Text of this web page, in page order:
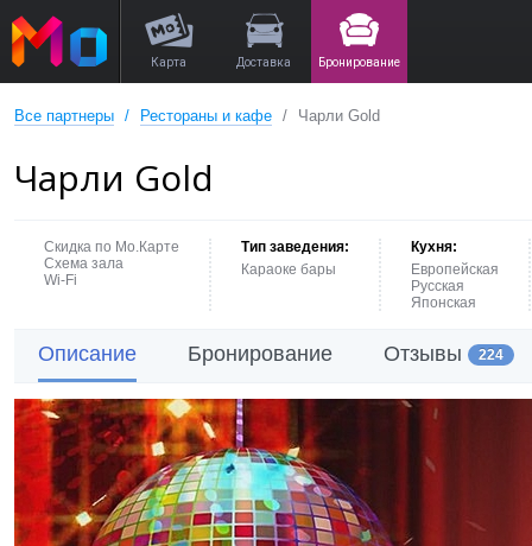
Карта Доставка Бронирование
Все партнеры Рестораны и кафе Чарли Gold
Чарли Gold
Скидка по Мо.Карте
Схема зала
Wi-Fi
Тип заведения:
Караоке бары
Кухня:
Европейская
Русская
Японская
Описание Бронирование Отзывы 224